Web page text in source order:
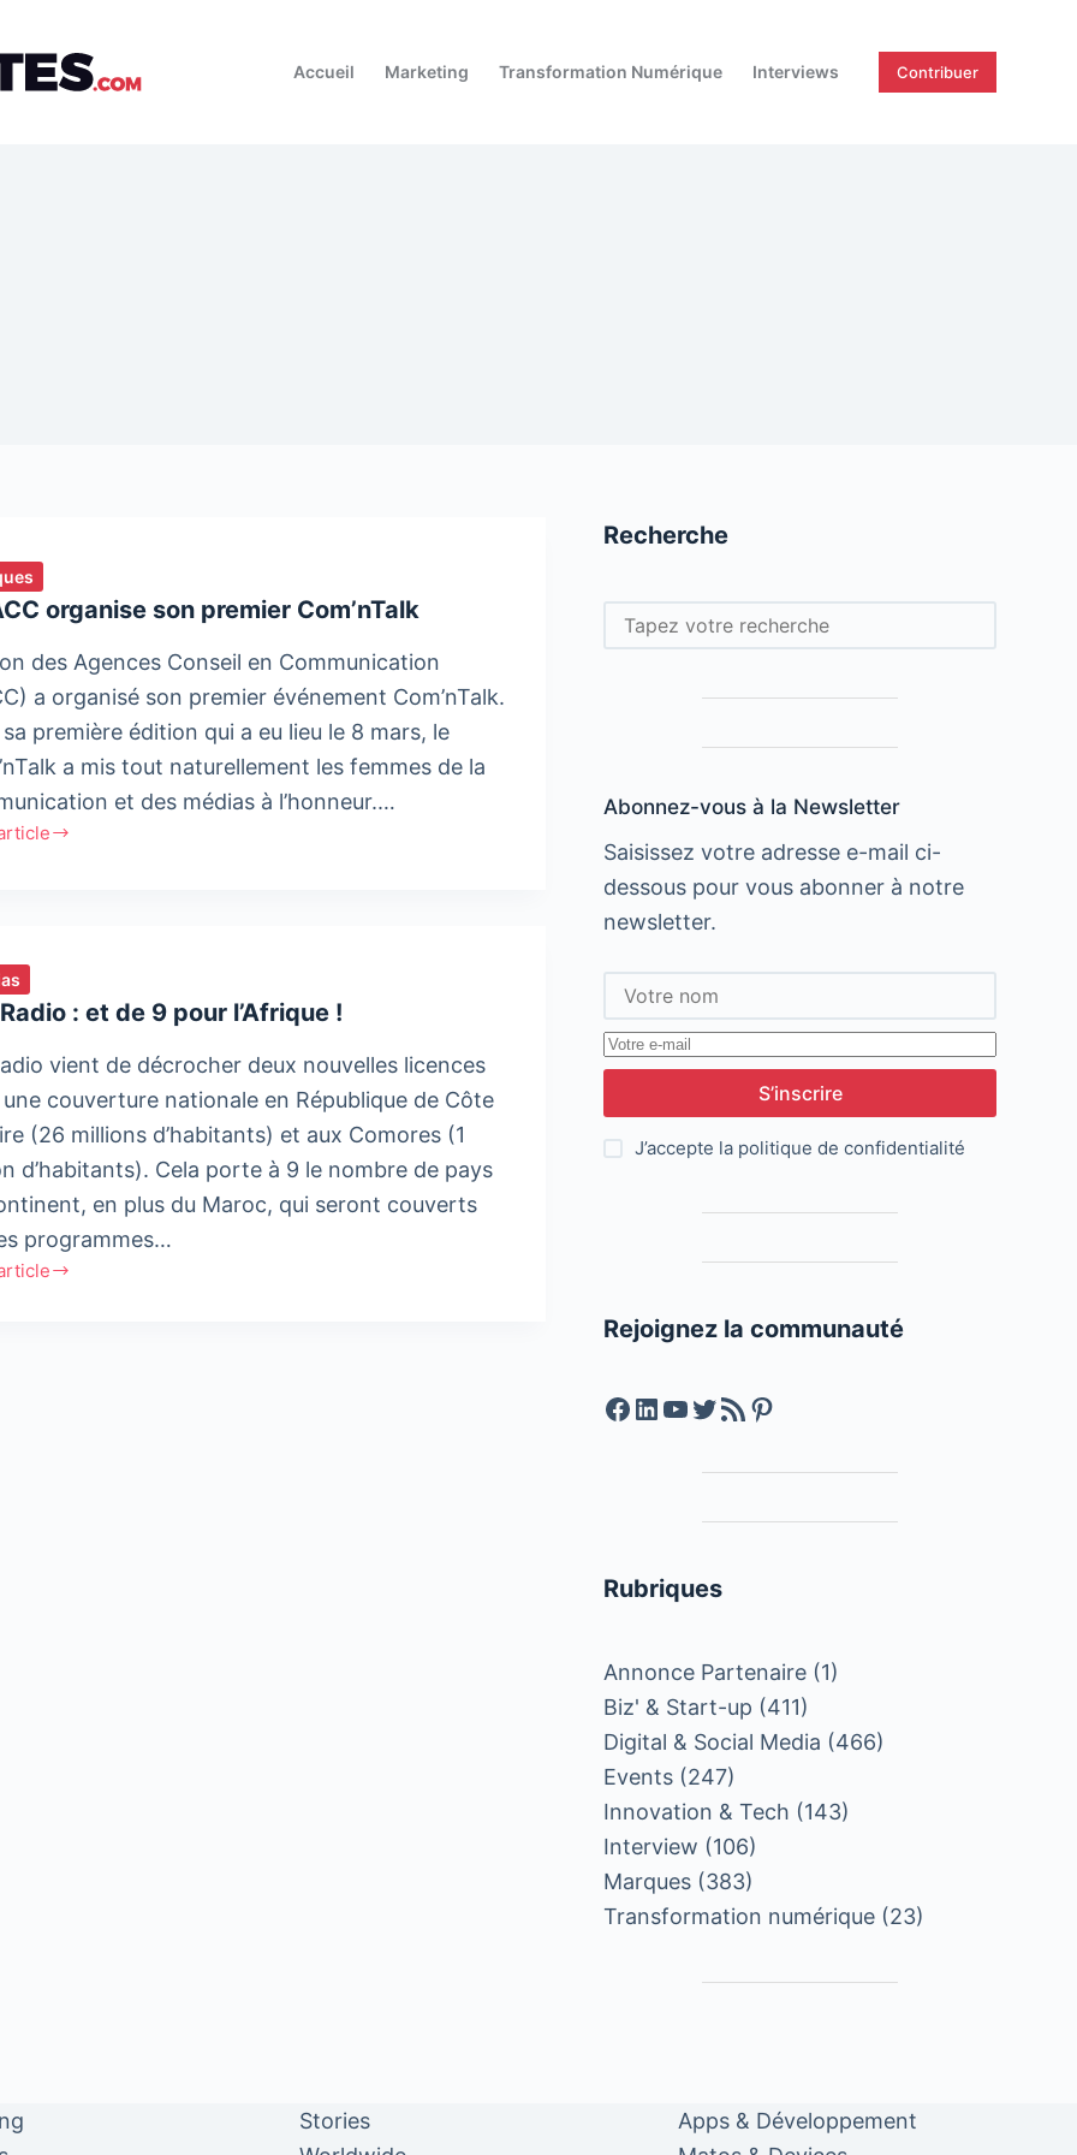
Accueil Marketing Transformation Numérique Interviews Contribuer
organise son premier Com’nTalk
des Agences Conseil en Communication
a organisé son premier événement Com’nTalk.
sa première édition qui a eu lieu le 8 mars, le
a mis tout naturellement les femmes de la
et des médias à l’honneur.…
: et de 9 pour l’Afrique !
vient de décrocher deux nouvelles licences
couverture nationale en République de Côte
(26 millions d’habitants) et aux Comores (1
d’habitants). Cela porte à 9 le nombre de pays
en plus du Maroc, qui seront couverts
programmes…
Recherche
Rechercher
Abonnez-vous à la Newsletter
Saisissez votre adresse e-mail ci-
dessous pour vous abonner à notre
newsletter.
S’inscrire
J’accepte la politique de confidentialité
Rejoignez la communauté
Facebook
LinkedIn
YouTube
Twitter
Feed RSSPinterest
Rubriques
Annonce Partenaire (1)
Biz' & Start-up (411)
Digital & Social Media (466)
Events (247)
Innovation & Tech (143)
Interview (106)
Marques (383)
Transformation numérique (23)
Stories
Apps & Développement